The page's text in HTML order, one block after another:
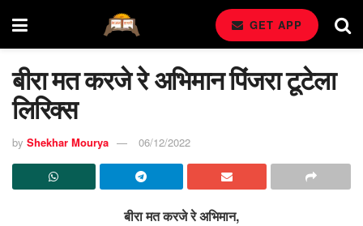
GET APP
बीरा मत करजे रे अभिमान पिंजरा टूटेला
लिरिक्स
by Shekhar Mourya 06/12/2022
बीरा मत करजे रे अभिमान,